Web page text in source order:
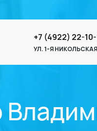
+7 (4922) 22-
УЛ. 1-Я